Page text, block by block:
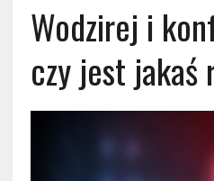
Wodzirej i
czy jest jakaś